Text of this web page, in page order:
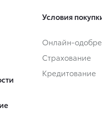
Условия
Онлайн-
Страхование
Кредитование